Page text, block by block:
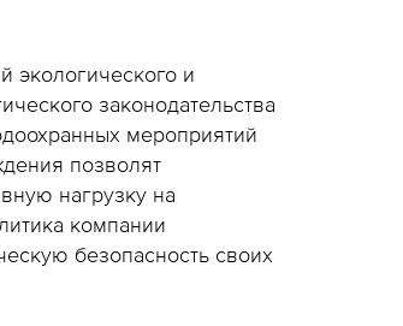
экологического и
законодательства
мероприятий
позволят
нагрузку на
компании
безопасность своих